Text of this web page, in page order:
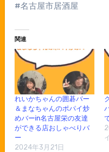
#名古屋市居酒屋
関連
れいかちゃんの囲碁バー
＆まなちゃんのポパイ炒
めバーin名古屋栄の友達
ができる店おしゃべりバ
ー
2024年3月21日